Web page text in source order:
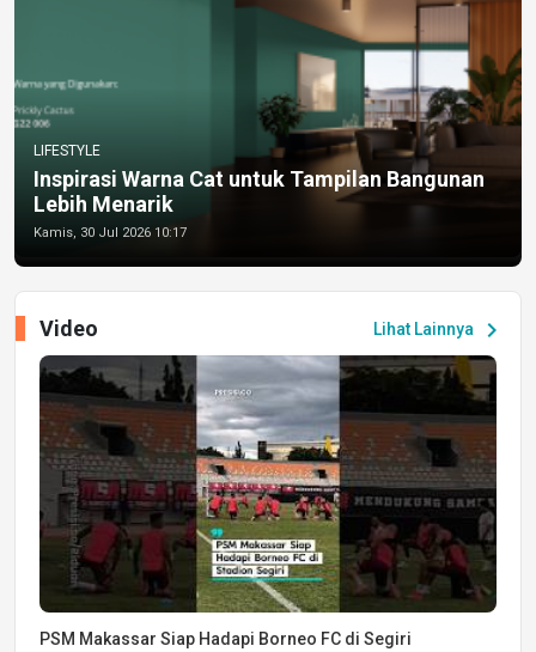
LIFESTYLE
Inspirasi Warna Cat untuk Tampilan Bangunan
Lebih Menarik
Kamis, 30 Jul 2026 10:17
Lihat Lainnya chevron_right
Video
PSM Makassar Siap Hadapi Borneo FC di Segiri